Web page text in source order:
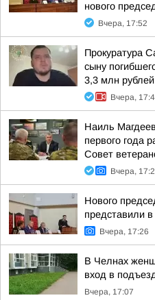
нового
Вчера, 17:52
Прокуратура
сыну
3,3 млн рублей
Вчера,
Наиль
первого года
Совет
Вчера,
Нового
представили
Вчера, 17:26
В Челнах
вход в
Вчера, 17:07